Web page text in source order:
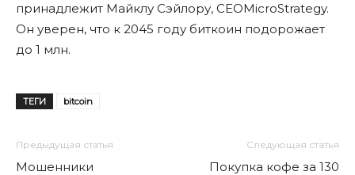
принадлежит Майклу Сэйлору, CEOMicroStrategy.
Он уверен, что к 2045 году биткоин подорожает
до 1 млн.
ТЕГИ bitcoin
Предыдущая статья
Мошенники
Следующая статья
Покупка кофе за 130